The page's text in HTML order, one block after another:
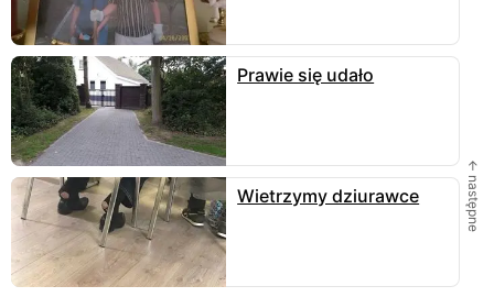
Prawie się udało
Wietrzymy dziurawce ← następne